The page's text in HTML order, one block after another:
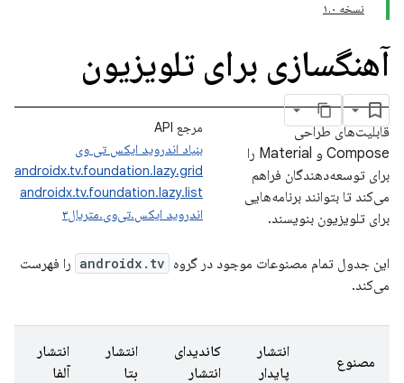
نسخه ۱.۰
آهنگسازی برای تلویزیون
مرجع API
بنیاد اندروید ایکس تی وی
androidx.tv.foundation.lazy.grid
androidx.tv.foundation.lazy.list
اندروید ایکس.تی‌وی.متریال۳
قابلیت‌های طراحی
Compose و Material را
برای توسعه‌دهندگان فراهم
می‌کند تا بتوانند برنامه‌هایی
برای تلویزیون بنویسند.
این جدول تمام مصنوعات موجود در گروه androidx.tv را فهرست
می‌کند.
مصنوع
انتشار
پایدار
کاندیدای
انتشار
انتشار
بتا
انتشار
آلفا